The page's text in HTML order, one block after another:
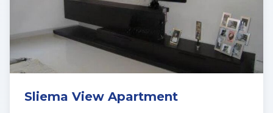
Sliema View Apartment